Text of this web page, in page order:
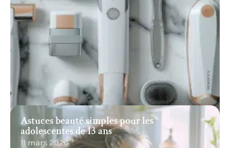
Astuces beauté simples pour les
adolescentes de 13 ans
11 mars 2026